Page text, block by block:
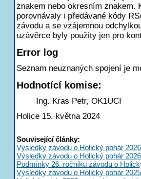
znakem nebo okresním znakem.
porovnávaly i předávané kódy
závodu a se vzájemnou
uzávěrce byly použity jen pro
Error log
Seznam neuznaných spojení je
Hodnotící komise:
Ing. Kras Petr, OK1UCI
Holice 15. května 2024
Související články:
Výsledky závodu o Holický pohár
Výsledky závodu o Holický pohár 2026
Podmínky 26. ročníku závodu o
Výsledky závodu o Holický pohár 2025